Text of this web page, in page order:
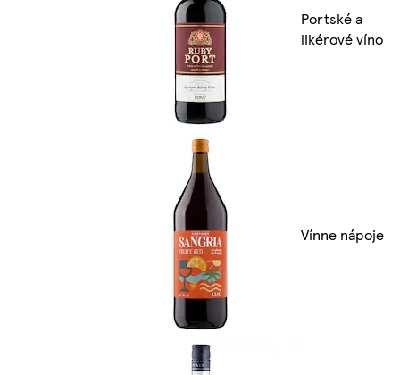
Portské a
likérové víno
Vínne nápoje